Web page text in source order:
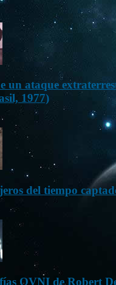
un ataque
1977)
del tiempo
OVNI de Robert